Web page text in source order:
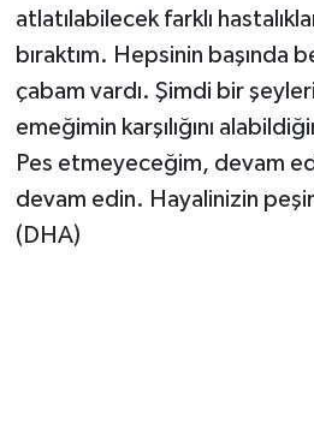
atlatılabilecek farklı
bıraktım. Hepsinin başında
çabam vardı. Şimdi bir
emeğimin karşılığını
Pes etmeyeceğim, devam
devam edin. Hayalinizin
(DHA)